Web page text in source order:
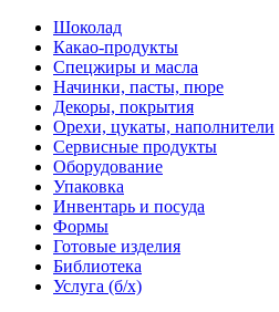
Шоколад
Какао-продукты
Спецжиры и масла
Начинки, пасты, пюре
Декоры, покрытия
Орехи, цукаты, наполнители
Сервисные продукты
Оборудование
Упаковка
Инвентарь и посуда
Формы
Готовые изделия
Библиотека
Услуга (б/х)